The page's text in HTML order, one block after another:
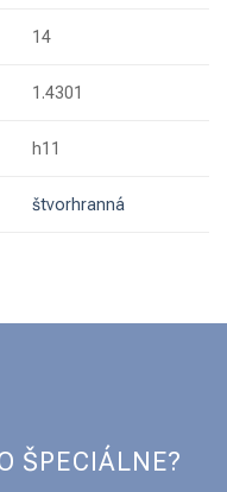
14
1.4301
h11
štvorhranná
ŠPECIÁLNE?